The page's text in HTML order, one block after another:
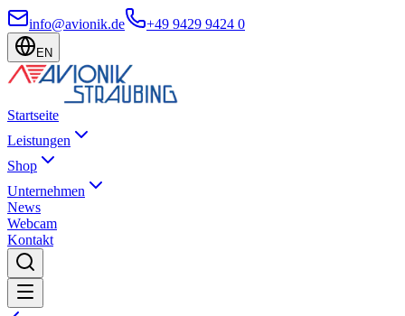
info@avionik.de +49 9429 9424 0
EN
Startseite
Leistungen
Shop
Unternehmen
News
Webcam
Kontakt